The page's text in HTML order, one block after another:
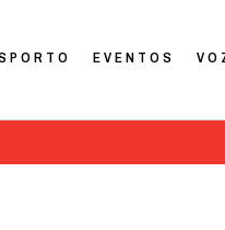
EVENTOS